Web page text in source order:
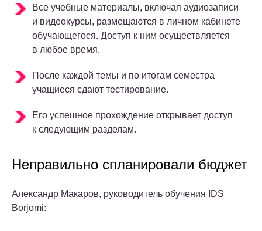
Все учебные материалы, включая аудиозаписи
и видеокурсы, размещаются в личном кабинете
обучающегося. Доступ к ним осуществляется
в любое время.
После каждой темы и по итогам семестра
учащиеся сдают тестирование.
Его успешное прохождение открывает доступ
к следующим разделам.
Неправильно спланировали бюджет
Александр Макаров, руководитель обучения IDS
Borjomi: